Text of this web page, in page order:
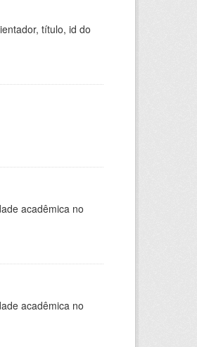
título, id do
acadêmica no
acadêmica no